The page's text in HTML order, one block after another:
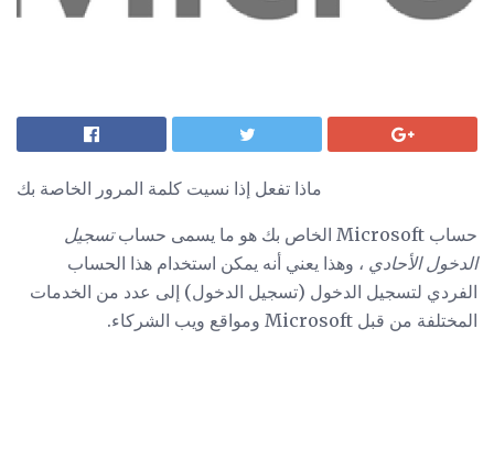
ماذا تفعل إذا نسيت كلمة المرور الخاصة بك
حساب Microsoft الخاص بك هو ما يسمى حساب
تسجيل
الدخول الأحادي ، وهذا يعني أنه يمكن استخدام هذا الحساب
الفردي لتسجيل الدخول (تسجيل الدخول) إلى عدد من الخدمات
المختلفة من قبل Microsoft ومواقع ويب الشركاء.